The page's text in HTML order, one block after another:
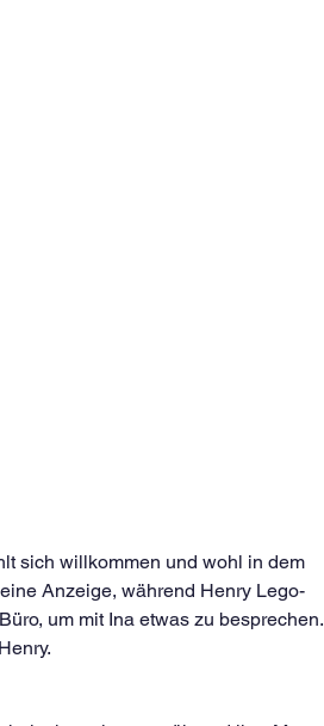
sich willkommen und wohl in dem
Anzeige, während Henry Lego-
um mit Ina etwas zu besprechen.